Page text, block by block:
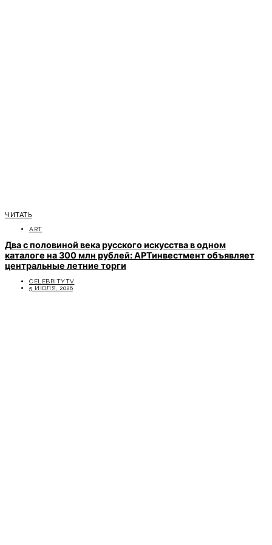
ЧИТАТЬ
ART
Два с половиной века русского искусства в одном
каталоге на 300 млн рублей: АРТинвестмент объявляет
центральные летние торги
CELEBRITYTV
5 ИЮЛЯ, 2026